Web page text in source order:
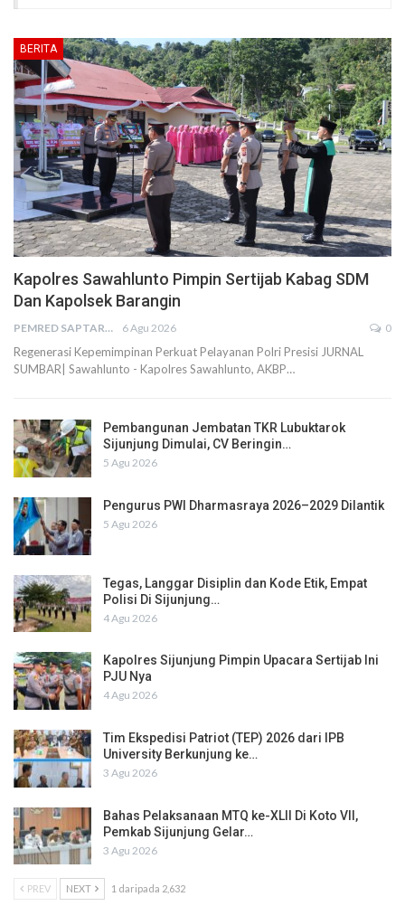
BERITA
Kapolres Sawahlunto Pimpin Sertijab Kabag SDM
Dan Kapolsek Barangin
PEMRED SAPTARIUS 6 Agu 2026 0
Regenerasi Kepemimpinan Perkuat Pelayanan Polri Presisi JURNAL
SUMBAR| Sawahlunto - Kapolres Sawahlunto, AKBP…
Pembangunan Jembatan TKR Lubuktarok
Sijunjung Dimulai, CV Beringin…
5 Agu 2026
Pengurus PWI Dharmasraya 2026–2029 Dilantik
5 Agu 2026
Tegas, Langgar Disiplin dan Kode Etik, Empat
Polisi Di Sijunjung…
4 Agu 2026
Kapolres Sijunjung Pimpin Upacara Sertijab Ini
PJU Nya
4 Agu 2026
Tim Ekspedisi Patriot (TEP) 2026 dari IPB
University Berkunjung ke…
3 Agu 2026
Bahas Pelaksanaan MTQ ke-XLII Di Koto VII,
Pemkab Sijunjung Gelar…
3 Agu 2026
PREV NEXT 1 daripada 2,632